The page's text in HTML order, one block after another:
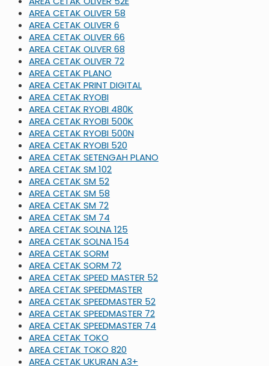
AREA CETAK OLIVER 58
AREA CETAK OLIVER 6
AREA CETAK OLIVER 66
AREA CETAK OLIVER 68
AREA CETAK OLIVER 72
AREA CETAK PLANO
AREA CETAK PRINT DIGITAL
AREA CETAK RYOBI
AREA CETAK RYOBI 480K
AREA CETAK RYOBI 500K
AREA CETAK RYOBI 500N
AREA CETAK RYOBI 520
AREA CETAK SETENGAH PLANO
AREA CETAK SM 102
AREA CETAK SM 52
AREA CETAK SM 58
AREA CETAK SM 72
AREA CETAK SM 74
AREA CETAK SOLNA 125
AREA CETAK SOLNA 154
AREA CETAK SORM
AREA CETAK SORM 72
AREA CETAK SPEED MASTER 52
AREA CETAK SPEEDMASTER
AREA CETAK SPEEDMASTER 52
AREA CETAK SPEEDMASTER 72
AREA CETAK SPEEDMASTER 74
AREA CETAK TOKO
AREA CETAK TOKO 820
AREA CETAK UKURAN A3+